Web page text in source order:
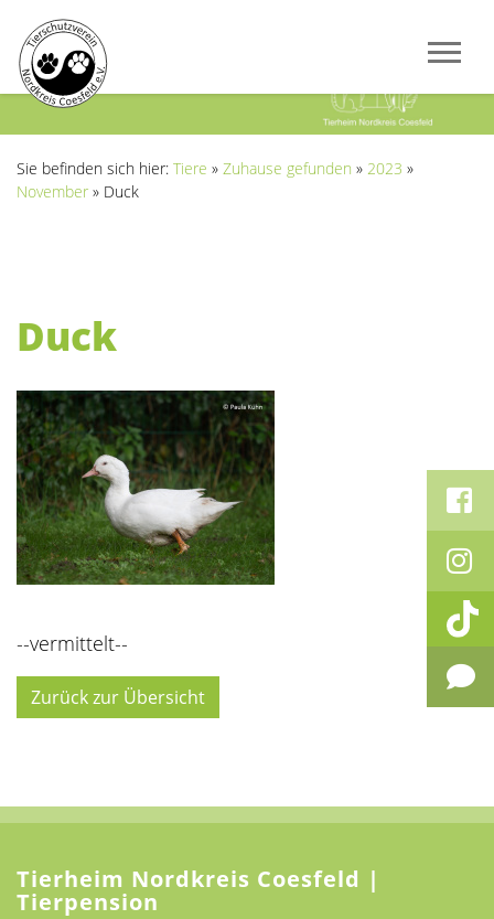
Sie befinden sich hier: Tiere » Zuhause gefunden » 2023 »
November » Duck
Duck
--vermittelt--
Zurück zur Übersicht
Tierheim Nordkreis Coesfeld |
Tierpension